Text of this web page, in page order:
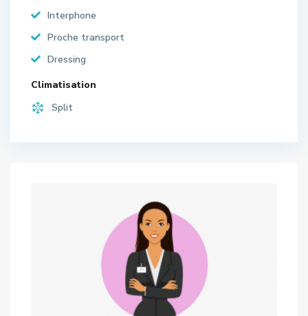
Interphone
Proche transport
Dressing
Climatisation
Split